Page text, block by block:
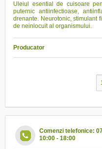
Uleiul esential de cuisoare
puternic antiinfectioase,
drenante. Neurotonic, stimulant
de neinlocuit al organismului.
Producator
Comenzi telefonice:
10:00 - 18:00